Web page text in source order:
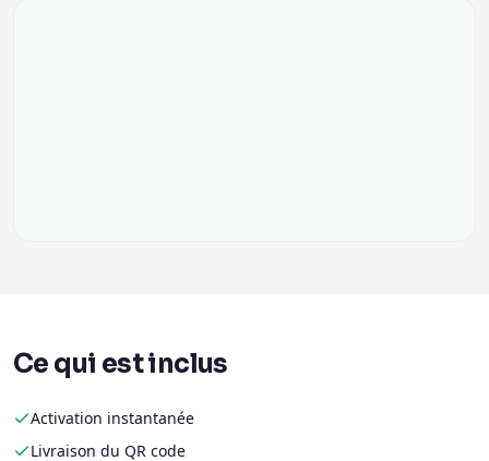
Ce qui est inclus
Activation instantanée
Livraison du QR code